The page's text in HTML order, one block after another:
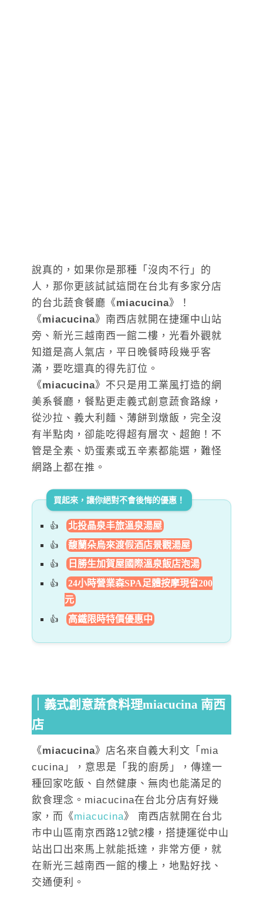
說真的，如果你是那種「沒肉不行」的
人，那你更該試試這間在台北有多家分店
的台北蔬食餐廳《miacucina》！
《miacucina》南西店就開在捷運中山站
旁、新光三越南西一館二樓，光看外觀就
知道是高人氣店，平日晚餐時段幾乎客
滿，要吃還真的得先訂位。
《miacucina》不只是用工業風打造的網
美系餐廳，餐點更走義式創意蔬食路線，
從沙拉、義大利麵、薄餅到燉飯，完全沒
有半點肉，卻能吃得超有層次、超飽！不
管是全素、奶蛋素或五辛素都能選，難怪
網路上都在推。
買起來，讓你絕對不會後悔的優惠！
北投晶泉丰旅溫泉湯屋
馥蘭朵烏來渡假酒店景觀湯屋
日勝生加賀屋國際溫泉飯店泡湯
24小時營業森SPA足體按摩現省200
元
高鐵限時特價優惠中
｜義式創意蔬食料理miacucina 南西
店
《miacucina》店名來自義大利文「mia
cucina」，意思是「我的廚房」，傳達一
種回家吃飯、自然健康、無肉也能滿足的
飲食理念。miacucina在台北分店有好幾
家，而《miacucina》 南西店就開在台北
市中山區南京西路12號2樓，搭捷運從中山
站出口出來馬上就能抵達，非常方便，就
在新光三越南西一館的樓上，地點好找、
交通便利。